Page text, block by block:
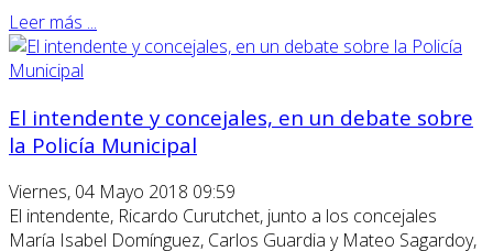
Leer más ...
El intendente y concejales, en un debate sobre
la Policía Municipal
Viernes, 04 Mayo 2018 09:59
El intendente, Ricardo Curutchet, junto a los concejales
María Isabel Domínguez, Carlos Guardia y Mateo Sagardoy,